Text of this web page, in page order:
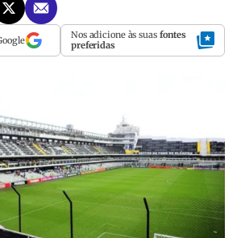
Nos adicione às suas fontes
preferidas